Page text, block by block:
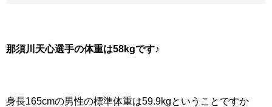
那須川天心選手の体重は58kgです♪
身長165cmの男性の標準体重は59.9kgということですか